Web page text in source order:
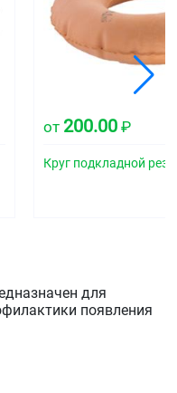
от 200.00 ₽
Круг подкладной
для
появления